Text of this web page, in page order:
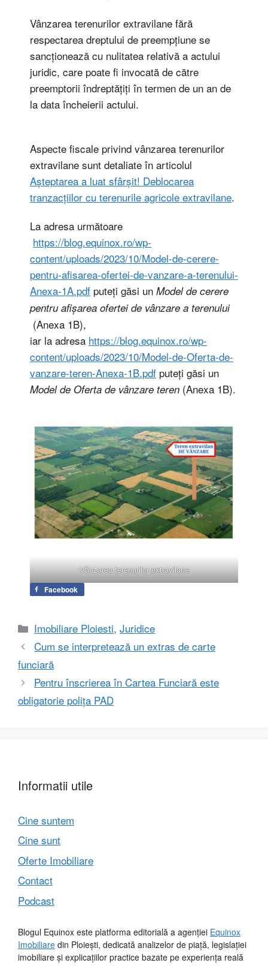
Vânzarea terenurilor extravilane fără
respectarea dreptului de preempțiune se
sancționează cu nulitatea relativă a actului
juridic, care poate fi invocată de către
preemptorii îndreptățiți în termen de un an de
la data încheierii actului.
Aspecte fiscale privind vânzarea terenurilor
extravilane sunt detaliate în articolul
Așteptarea a luat sfârșit! Deblocarea
tranzacțiilor cu terenurile agricole extravilane.
La adresa următoare
https://blog.equinox.ro/wp-
content/uploads/2023/10/Model-de-cerere-
pentru-afisarea-ofertei-de-vanzare-a-terenului-
Anexa-1A.pdf puteți găsi un Model de cerere
pentru afișarea ofertei de vânzare a terenului
(Anexa 1B),
iar la adresa https://blog.equinox.ro/wp-
content/uploads/2023/10/Model-de-Oferta-de-
vanzare-teren-Anexa-1B.pdf puteți găsi un
Model de Oferta de vânzare teren (Anexa 1B).
Vânzarea terenurilor extravilane
Facebook
Categorii
Imobiliare Ploiesti,Juridice
Cum se interpretează un extras de carte
funciară
Pentru înscrierea în Cartea Funciară este
obligatorie polița PAD
Informatii utile
Cine suntem
Cine sunt
Oferte Imobiliare
Contact
Podcast
Blogul Equinox este platforma editorială a agenției Equinox
Imobiliare din Ploiești, dedicată analizelor de piață, legislației
imobiliare și explicațiilor practice bazate pe experiența reală